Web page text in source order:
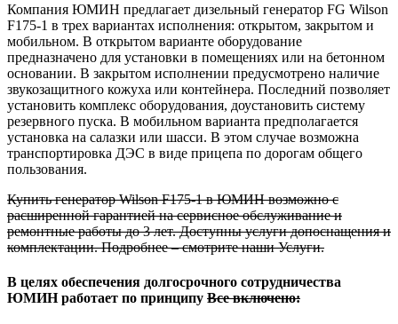
Компания ЮМИН предлагает дизельный генератор FG Wilson
F175-1 в трех вариантах исполнения: открытом, закрытом и
мобильном. В открытом варианте оборудование
предназначено для установки в помещениях или на бетонном
основании. В закрытом исполнении предусмотрено наличие
звукозащитного кожуха или контейнера. Последний позволяет
установить комплекс оборудования, доустановить систему
резервного пуска. В мобильном варианта предполагается
установка на салазки или шасси. В этом случае возможна
транспортировка ДЭС в виде прицепа по дорогам общего
пользования.
Купить генератор WilsonF175-1в ЮМИН возможно с
расширенной гарантией на сервисное обслуживание и
ремонтные работы до 3 лет. Доступны услуги допоснащения и
комплектации. Подробнее – смотрите наши Услуги.
В целях обеспечения долгосрочного сотрудничества
ЮМИН работает по принципу Все включено: